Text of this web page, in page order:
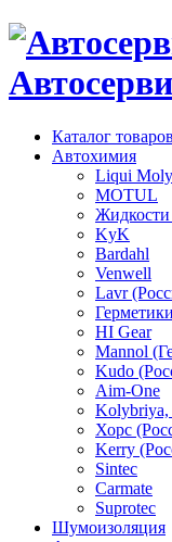
Каталог товаров
Автохимия
Liqui
MOTUL
Жидкости
KyK
Bardahl
Venwell
Lavr
HI Gear
Mannol
Kudo
Aim-One
Kolybriya,
Хорс
Kerry
Sintec
Carmate
Suprotec
Шумоизоляция